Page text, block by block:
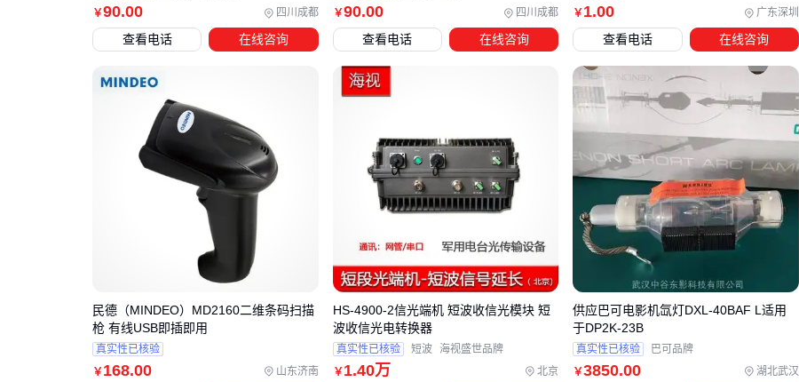
三、根据应用场景选择译码器的关键维度
的通道数量和响应速度。逻辑控制场
景下，8输出比16输出更常用，因为大多数PLC接口以8为基
数设计
模拟信号转换 ：
模拟译码器
要关注采样精度和信噪比。视频会议终端用的
编解码器往往支持4K分辨率，而安防监控设备可能只需要
576P
混合信号系统：
有些场景需要同时处理数字控制和模拟输出，比如带触摸屏
的工业HMI。这时要确认译码器是否支持双接口
￥90.00 四川成都
查看电话 在线咨询
￥90.00 四川成都
查看电话 在线咨询
￥ 1.00 广东深圳
查看电话 在线咨询
￥ 168.00 山东济南
民德（MINDEO）MD2160二维条码扫描
枪 有线USB即插即用
真实性已核验
￥ 1.40万 北京
HS-4900-2信光端机 短波收信光模块 短
波收信光电转换器
真实性已核验 短波 海视盛世品牌
￥3850.00 湖北武汉
供应巴可电影机氙灯DXL-40BAF L适用
于DP2K-23B
真实性已核验 巴可品牌